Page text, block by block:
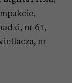
nr 61,
nr